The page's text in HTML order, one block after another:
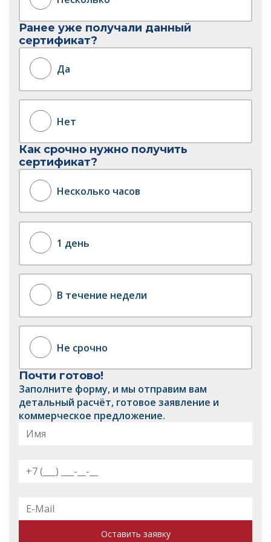
Ранее уже получали данный
сертификат?
Да
Нет
Как срочно нужно получить
сертификат?
Несколько часов
1 день
В течение недели
Не срочно
Почти готово!
Заполните форму, и мы отправим вам
детальный расчёт, готовое заявление и
коммерческое предложение.
Оставить заявку